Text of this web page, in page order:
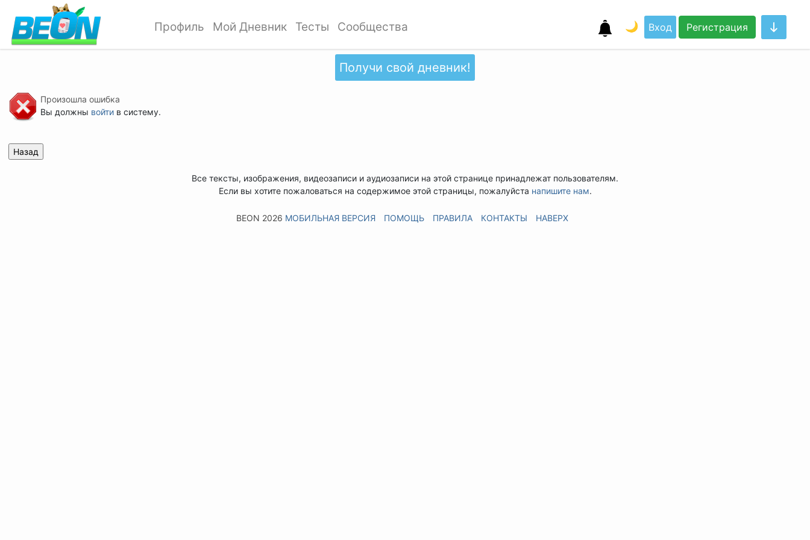
Профиль Мой Дневник Тесты Сообщества 🌙 Вход Регистрация
Получи свой дневник!
Произошла ошибка
Вы должны войтив систему.
Все тексты, изображения, видеозаписи и аудиозаписи на этой странице принадлежат пользователям.
Если вы хотите пожаловаться на содержимое этой страницы, пожалуйста напишите нам.
BEON 2026 МОБИЛЬНАЯ ВЕРСИЯ ПОМОЩЬ ПРАВИЛА КОНТАКТЫ НАВЕРХ